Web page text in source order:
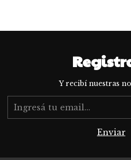
Y recibí nuestras